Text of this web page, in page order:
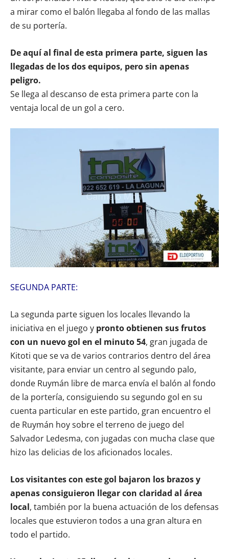
a mirar como el balón llegaba al fondo de las mallas
de su portería.
De aquí al final de esta primera parte, siguen las
llegadas de los dos equipos, pero sin apenas
peligro.
Se llega al descanso de esta primera parte con la
ventaja local de un gol a cero.
SEGUNDA PARTE:
La segunda parte siguen los locales llevando la
iniciativa en el juego y pronto obtienen sus frutos
con un nuevo gol en el minuto 54, gran jugada de
Kitoti que se va de varios contrarios dentro del área
visitante, para enviar un centro al segundo palo,
donde Ruymán libre de marca envía el balón al fondo
de la portería, consiguiendo su segundo gol en su
cuenta particular en este partido, gran encuentro el
de Ruymán hoy sobre el terreno de juego del
Salvador Ledesma, con jugadas con mucha clase que
hizo las delicias de los aficionados locales.
Los visitantes con este gol bajaron los brazos y
apenas consiguieron llegar con claridad al área
local, también por la buena actuación de los defensas
locales que estuvieron todos a una gran altura en
todo el partido.